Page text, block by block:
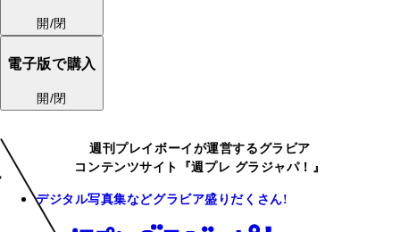
開/閉
電子版で購入
開/閉
週刊プレイボーイが運営するグラビア
コンテンツサイト『週プレ グラジャパ！』
デジタル写真集などグラビア盛りだくさん!